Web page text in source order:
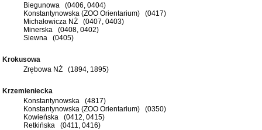
Biegunowa (0406, 0404)
Konstantynowska (ZOO Orientarium) (0417)
Michałowicza NŻ (0407, 0403)
Minerska (0408, 0402)
Siewna (0405)
Krokusowa
Zrębowa NŻ (1894, 1895)
Krzemieniecka
Konstantynowska (4817)
Konstantynowska (ZOO Orientarium) (0350)
Kowieńska (0412, 0415)
Retkińska (0411, 0416)